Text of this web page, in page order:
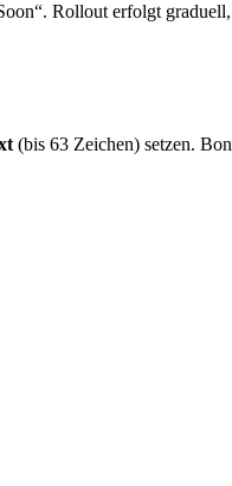
Rollout erfolgt
(bis 63 Zeichen) setzen.